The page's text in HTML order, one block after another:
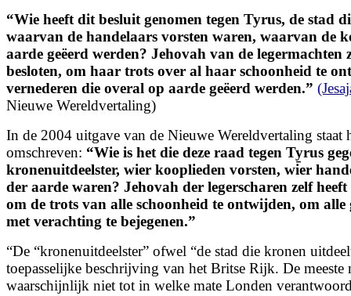
“Wie heeft dit besluit genomen tegen Tyrus, de stad
waarvan de handelaars vorsten waren, waarvan de
aarde geëerd werden? Jehovah van de legermachten
besloten, om haar trots over al haar schoonheid te
vernederen die overal op aarde geëerd werden.”
Nieuwe Wereldvertaling)
In de 2004 uitgave van de Nieuwe Wereldvertaling staat
omschreven: “Wie is het die deze raad tegen Ty̱rus
kronenuitdeelster, wier kooplieden vorsten, wier
der aarde waren? Jehovah der legerscharen zelf heeft
om de trots van alle schoonheid te ontwijden, om alle
met verachting te bejegenen.”
“De “kronenuitdeelster” ofwel “de stad die kronen
toepasselijke beschrijving van het Britse Rijk. De meeste
waarschijnlijk niet tot in welke mate Londen